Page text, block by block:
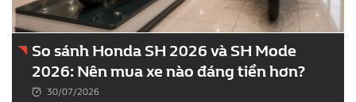
Bảo Hiểm MIC Xe Máy – Giải Pháp Bảo Vệ
Tài Chính, An Tâm Trên Mọi Hành Trình
21/07/2026